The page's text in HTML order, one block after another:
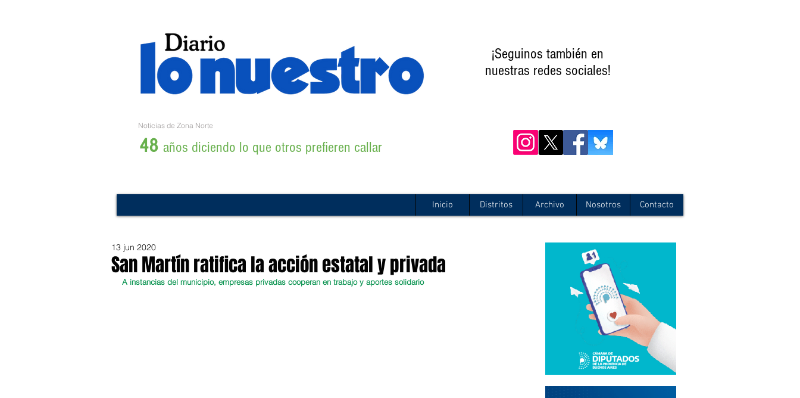
¡Seguinos también en
nuestras redes sociales!
Noticias de Zona Norte
48 años diciendo lo que otros prefieren callar
Inicio Distritos Archivo Nosotros Contacto
San Martín ratifica la acción estatal y privada
13 jun 2020
A instancias del municipio, empresas privadas cooperan en trabajo y aportes solidario